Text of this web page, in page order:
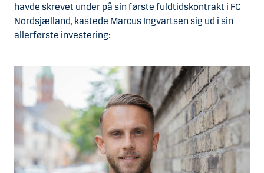
havde skrevet under på sin første fuldtidskontrakt i FC
Nordsjælland, kastede Marcus Ingvartsen sig ud i sin
allerførste investering: